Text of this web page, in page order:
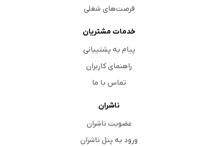
فرصت‌های شغلی
خدمات مشتریان
پیام به پشتیبانی
راهنمای کاربران
تماس با ما
ناشران
عضویت ناشران
ورود به پنل ناشران